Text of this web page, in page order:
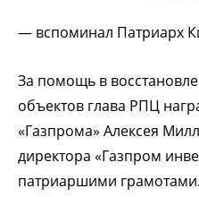
— вспоминал Патриарх
За помощь в
объектов глава РПЦ
«Газпрома» Алексея
директора «Газпром
патриаршими